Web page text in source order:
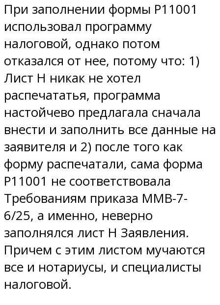
При заполнении формы Р11001
использовал программу
налоговой, однако потом
отказался от нее, потому что: 1)
Лист Н никак не хотел
распечататья, программа
настойчево предлагала сначала
внести и заполнить все данные на
заявителя и 2) после того как
форму распечатали, сама форма
Р11001 не соответствовала
Требованиям приказа ММВ-7-
6/25, а именно, неверно
заполнялся лист Н Заявления.
Причем с этим листом мучаются
все и нотариусы, и специалисты
налоговой.